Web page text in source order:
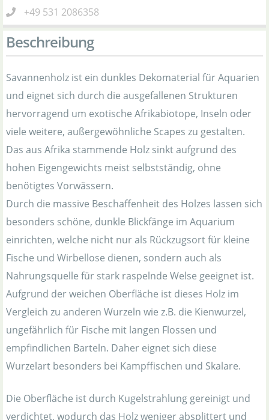
+49 531 2086358
Beschreibung
Savannenholz ist ein dunkles Dekomaterial für Aquarien
und eignet sich durch die ausgefallenen Strukturen
hervorragend um exotische Afrikabiotope, Inseln oder
viele weitere, außergewöhnliche Scapes zu gestalten.
Das aus Afrika stammende Holz sinkt aufgrund des
hohen Eigengewichts meist selbstständig, ohne
benötigtes Vorwässern.
Durch die massive Beschaffenheit des Holzes lassen sich
besonders schöne, dunkle Blickfänge im Aquarium
einrichten, welche nicht nur als Rückzugsort für kleine
Fische und Wirbellose dienen, sondern auch als
Nahrungsquelle für stark raspelnde Welse geeignet ist.
Aufgrund der weichen Oberfläche ist dieses Holz im
Vergleich zu anderen Wurzeln wie z.B. die Kienwurzel,
ungefährlich für Fische mit langen Flossen und
empfindlichen Barteln. Daher eignet sich diese
Wurzelart besonders bei Kampffischen und Skalare.
Die Oberfläche ist durch Kugelstrahlung gereinigt und
verdichtet, wodurch das Holz weniger absplittert und